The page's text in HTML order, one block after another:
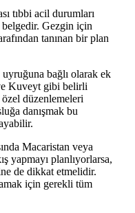
tıbbi acil durumları
belgedir. Gezgin için
tanınan bir plan
bağlı olarak ek
Kuveyt gibi belirli
düzenlemeleri
danışmak bu
Macaristan veya
yapmayı planlıyorlarsa,
de dikkat etmelidir.
için gerekli tüm